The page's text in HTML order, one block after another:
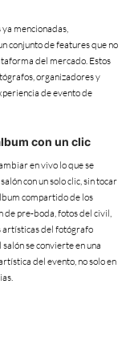
mencionadas,
conjunto de features que no
del mercado. Estos
organizadores y
de evento de
con un clic
en vivo lo que se
con un solo clic, sin tocar
compartido de los
de pre-boda, fotos del civil,
del fotógrafo
se convierte en una
del evento, no solo en